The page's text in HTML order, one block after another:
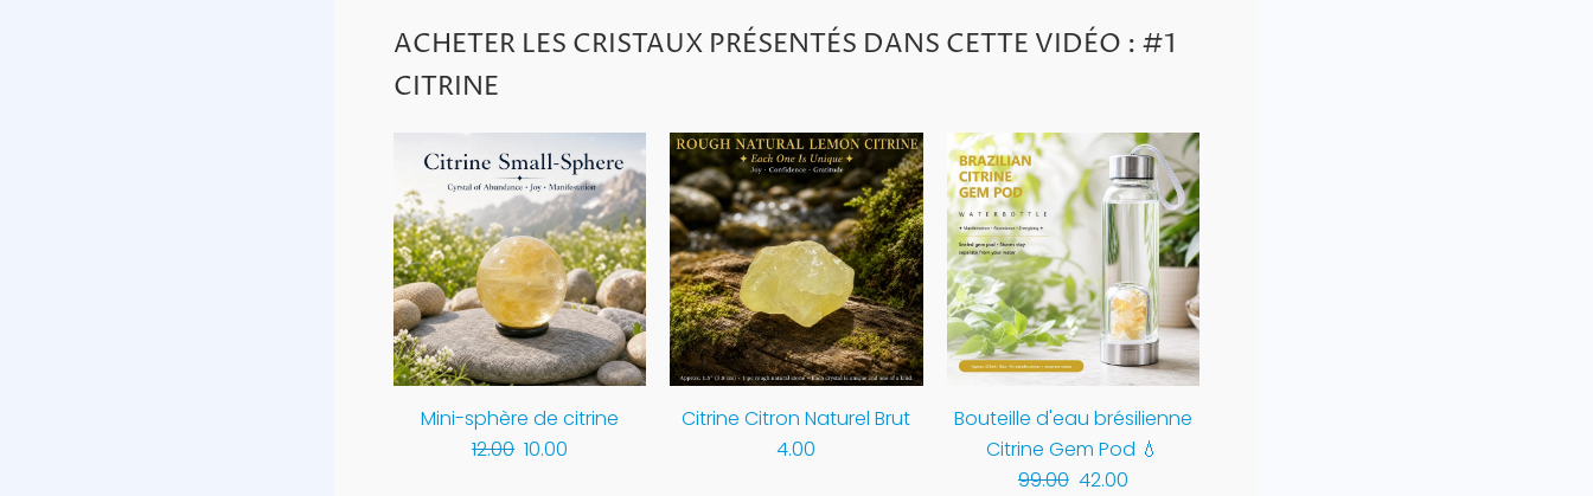
ACHETER LES CRISTAUX PRÉSENTÉS DANS CETTE VIDÉO : #1
CITRINE
Mini-sphère de citrine
12.00 10.00
Citrine Citron Naturel Brut
4.00
Bouteille d'eau brésilienne
Citrine Gem Pod 💧
99.00 42.00